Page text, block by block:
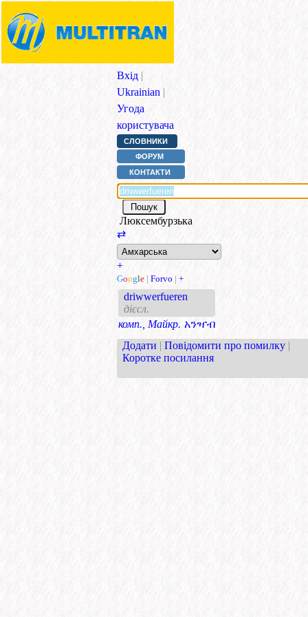
Вхід |
Ukrainian |
Угода
користувача
СЛОВНИКИ
ФОРУМ
КОНТАКТИ
Люксембурзька
⇄
+
Google | Forvo | +
driwwerfueren
дієсл.
комп., Майкр. አንዣብ
Додати | Повідомити про помилку |
Коротке посилання